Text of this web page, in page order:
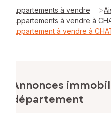
Appartements à vendre >
Appartements à vendre à
Appartement à vendre à
Annonces
département